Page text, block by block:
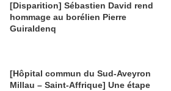
[Disparition] Sébastien David rend
hommage au borélien Pierre
Guiraldenq
[Hôpital commun du Sud-Aveyron
Millau – Saint-Affrique] Une étape